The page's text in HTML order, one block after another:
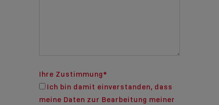
Ihre Zustimmung*
Ich bin damit einverstanden, dass
meine Daten zur Bearbeitung meiner